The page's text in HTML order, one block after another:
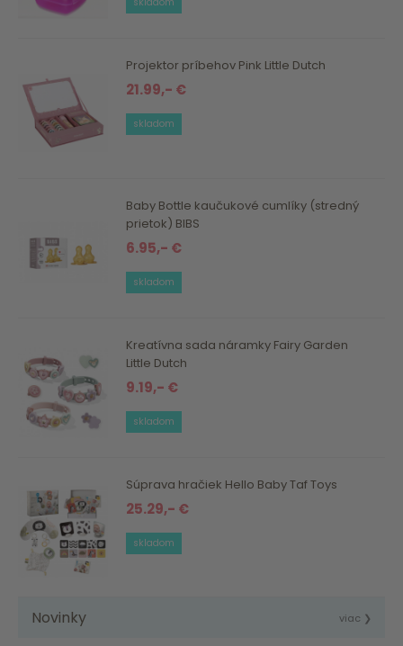
Projektor príbehov Pink Little Dutch
21.99,- €
skladom
Baby Bottle kaučukové cumlíky (stredný
prietok) BIBS
6.95,- €
skladom
Kreatívna sada náramky Fairy Garden
Little Dutch
9.19,- €
skladom
Súprava hračiek Hello Baby Taf Toys
25.29,- €
skladom
Novinky viac ❯